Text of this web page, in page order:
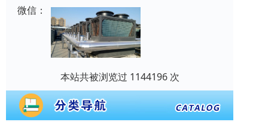
微信：
本站共被浏览过 1144196 次